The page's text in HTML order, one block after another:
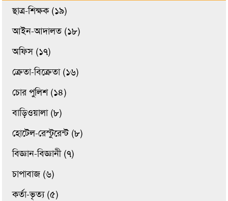
ছাত্র-শিক্ষক (১৯)
আইন-আদালত (১৮)
অফিস (১৭)
ক্রেতা-বিক্রেতা (১৬)
চোর পুলিশ (১৪)
বাড়িওয়ালা (৮)
হোটেল-রেস্টুরেন্ট (৮)
বিজ্ঞান-বিজ্ঞানী (৭)
চাপাবাজ (৬)
কর্তা-ভৃত্য (৫)